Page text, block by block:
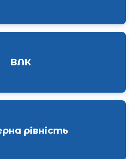
ВЛК
рівність